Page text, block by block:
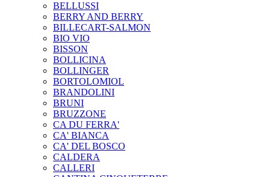
BELLUSSI
BERRY AND BERRY
BILLECART-SALMON
BIO VIO
BISSON
BOLLICINA
BOLLINGER
BORTOLOMIOL
BRANDOLINI
BRUNI
BRUZZONE
CA DU FERRA'
CA' BIANCA
CA' DEL BOSCO
CALDERA
CALLERI